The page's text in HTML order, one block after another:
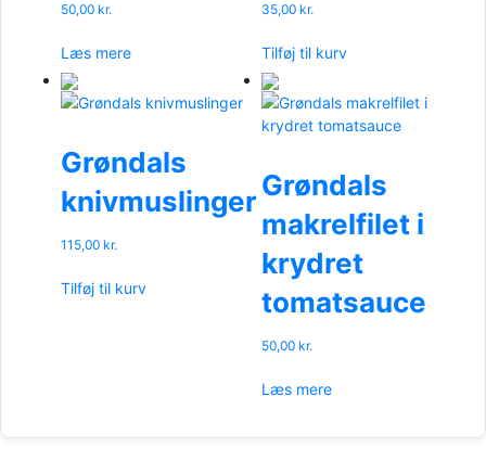
50,00 kr.
Læs mere
35,00 kr.
Tilføj til kurv
Grøndals
knivmuslinger
115,00 kr.
Tilføj til kurv
Grøndals
makrelfilet i
krydret
tomatsauce
50,00 kr.
Læs mere